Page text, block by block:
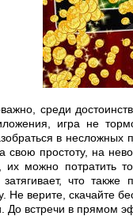
среди
игра не
в несложных
свою простоту, на
их можно потратить
затягивает, что
Не верите, скачайте
До встречи в прямом